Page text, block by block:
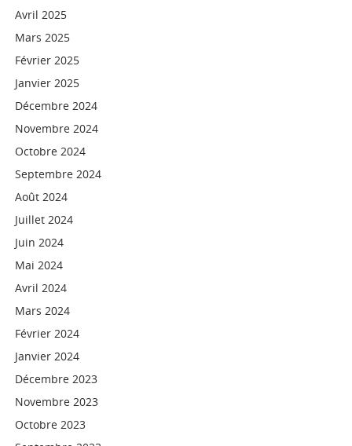
Avril 2025
Mars 2025
Février 2025
Janvier 2025
Décembre 2024
Novembre 2024
Octobre 2024
Septembre 2024
Août 2024
Juillet 2024
Juin 2024
Mai 2024
Avril 2024
Mars 2024
Février 2024
Janvier 2024
Décembre 2023
Novembre 2023
Octobre 2023